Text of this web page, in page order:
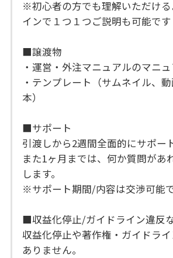
※初心者の方でも理解いただけ
インで１つ１つご説明も可能です
■譲渡物
・運営・外注マニュアルのマニ
・テンプレート（サムネイル、
本）
■サポート
引渡しから2週間全面的にサポー
また1ヶ月までは、何か質問があ
します。
※サポート期間/内容は交渉可能で
■収益化停止/ガイドライン違反
収益化停止や著作権・ガイドラ
ありません。